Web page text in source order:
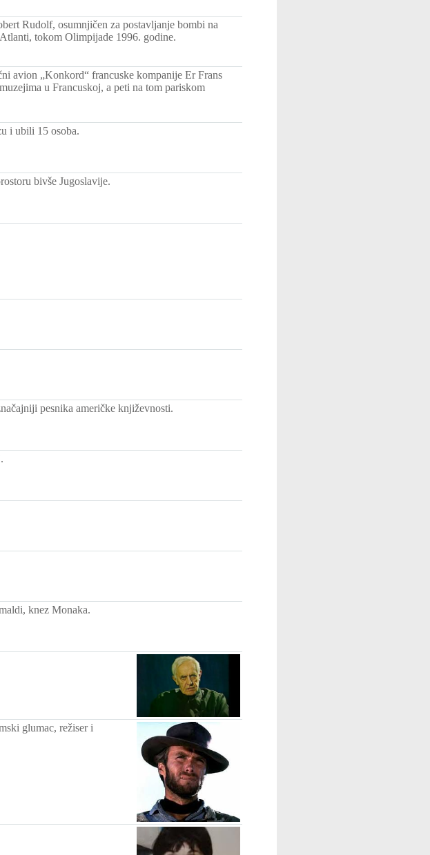
Rudolf, osumnjičen za postavljanje bombi na
tokom Olimpijade 1996. godine.
avion „Konkord“ francuske kompanije Er Frans
u Francuskoj, a peti na tom pariskom
i ubili 15 osoba.
bivše Jugoslavije.
pesnika američke književnosti.
knez Monaka.
glumac, režiser i